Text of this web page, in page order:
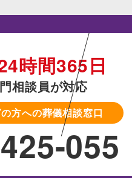
時間365日
相談員が対応
方への葬儀相談窓口
055